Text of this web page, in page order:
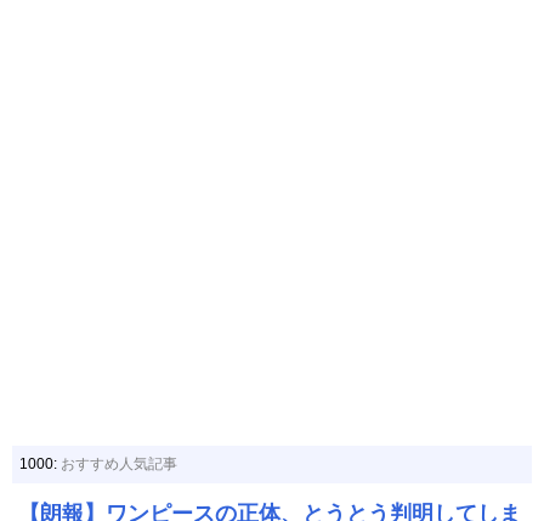
1000: おすすめ人気記事
【朗報】ワンピースの正体、とうとう判明してしま